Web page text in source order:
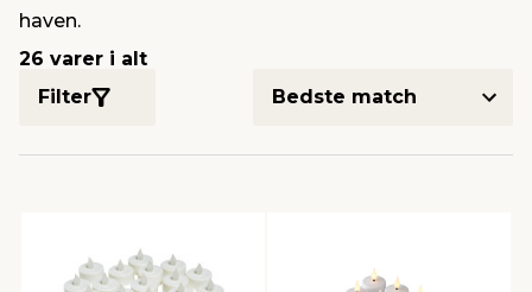
brædder
& opbevaring
& persienner
& ventilation
kloak
Home
& fugemasse
& spande
underholdning
haven.
26 varer i alt
Filter